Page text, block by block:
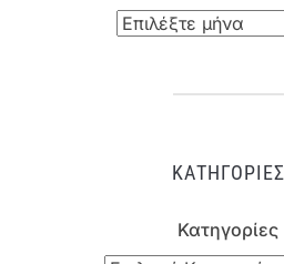
ΚΑΤΗΓΟΡΊΕΣ
Κατηγορίες